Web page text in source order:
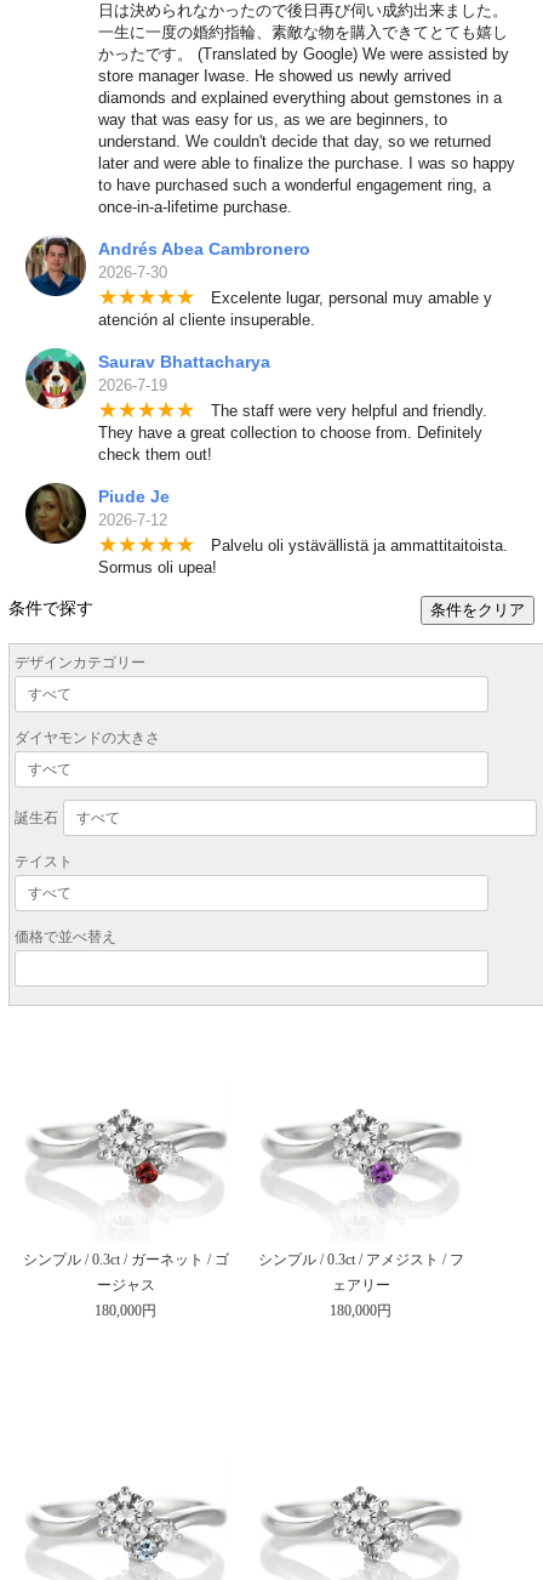
日は決められなかったので後日再び伺い成約出来ました。
一生に一度の婚約指輪、素敵な物を購入できてとても嬉し
かったです。 (Translated by Google) We were assisted by
store manager Iwase. He showed us newly arrived
diamonds and explained everything about gemstones in a
way that was easy for us, as we are beginners, to
understand. We couldn't decide that day, so we returned
later and were able to finalize the purchase. I was so happy
to have purchased such a wonderful engagement ring, a
once-in-a-lifetime purchase.
Andrés Abea Cambronero
2026-7-30
★★★★★ Excelente lugar, personal muy amable y
atención al cliente insuperable.
Saurav Bhattacharya
2026-7-19
★★★★★ The staff were very helpful and friendly.
They have a great collection to choose from. Definitely
check them out!
Piude Je
2026-7-12
★★★★★ Palvelu oli ystävällistä ja ammattitaitoista.
Sormus oli upea!
条件で探す 条件をクリア
デザインカテゴリー
ダイヤモンドの大きさ
誕生石
テイスト
価格で並べ替え
シンプル / 0.3ct / ガーネット / ゴ
ージャス
180,000円
シンプル / 0.3ct / アメジスト / フ
ェアリー
180,000円